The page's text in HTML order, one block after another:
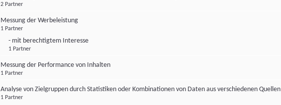
2 Partner
Messung der Werbeleistung
1 Partner
- mit berechtigtem Interesse
1 Partner
Messung der Performance von Inhalten
1 Partner
Analyse von Zielgruppen durch Statistiken oder Kombinationen von Daten aus verschiedenen Quellen
1 Partner